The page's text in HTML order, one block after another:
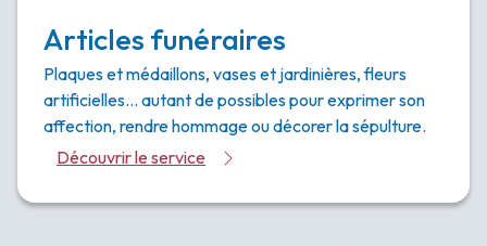
Articles funéraires
Plaques et médaillons, vases et jardinières, fleurs
artificielles… autant de possibles pour exprimer son
affection, rendre hommage ou décorer la sépulture.
Découvrir le service